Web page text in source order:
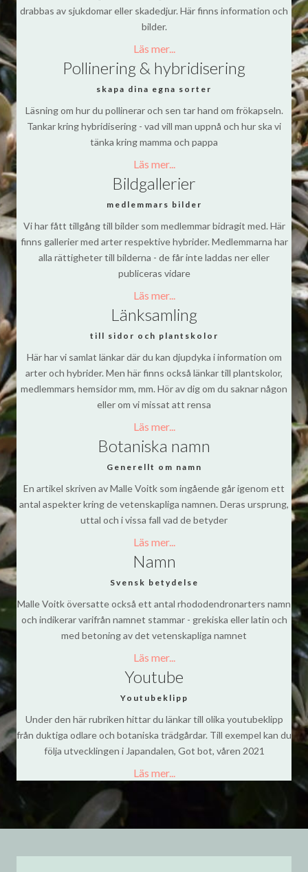
drabbas av sjukdomar eller skadedjur. Här finns information och
bilder.
Läs mer...
Pollinering & hybridisering
skapa dina egna sorter
Läsning om hur du pollinerar och sen tar hand om frökapseln.
Tankar kring hybridisering - vad vill man uppnå och hur ska vi
tänka kring mamma och pappa
Läs mer...
Bildgallerier
medlemmars bilder
Vi har fått tillgång till bilder som medlemmar bidragit med. Här
finns gallerier med arter respektive hybrider. Medlemmarna har
alla rättigheter till bilderna - de får inte laddas ner eller
publiceras vidare
Läs mer...
Länksamling
till sidor och plantskolor
Här har vi samlat länkar där du kan djupdyka i information om
arter och hybrider. Men här finns också länkar till plantskolor,
medlemmars hemsidor mm, mm. Hör av dig om du saknar någon
eller om vi missat att rensa
Läs mer...
Botaniska namn
Generellt om namn
En artikel skriven av Malle Voitk som ingående går igenom ett
antal aspekter kring de vetenskapliga namnen. Deras ursprung,
uttal och i vissa fall vad de betyder
Läs mer...
Namn
Svensk betydelse
Malle Voitk översatte också ett antal rhododendronarters namn
och indikerar varifrån namnet stammar - grekiska eller latin och
med betoning av det vetenskapliga namnet
Läs mer...
Youtube
Youtubeklipp
Under den här rubriken hittar du länkar till olika youtubeklipp
från duktiga odlare och botaniska trädgårdar. Till exempel kan du
följa utvecklingen i Japandalen, Got bot, våren 2021
Läs mer...